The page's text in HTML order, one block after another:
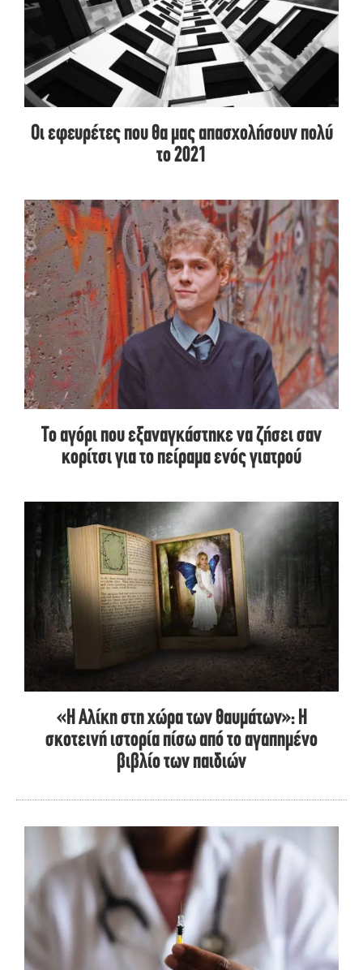
Οι εφευρέτες που θα μας απασχολήσουν πολύ
το 2021
Το αγόρι που εξαναγκάστηκε να ζήσει σαν
κορίτσι για το πείραμα ενός γιατρού
«Η Αλίκη στη χώρα των θαυμάτων»: Η
σκοτεινή ιστορία πίσω από το αγαπημένο
βιβλίο των παιδιών